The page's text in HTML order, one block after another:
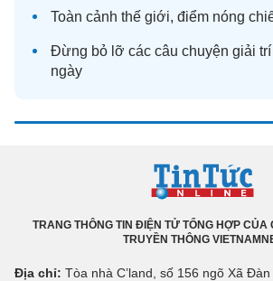
Toàn cảnh thế giới, điểm nóng
Đừng bỏ lỡ các câu chuyện giải trí
ngày
TRANG THÔNG TIN ĐIỆN TỬ TỔNG HỢP CỦA
TRUYỀN THÔNG
Địa chỉ: Tòa nhà C’land, số 156 ngõ Xã